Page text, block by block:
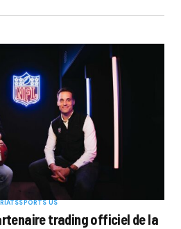
SPORTS US
trading officiel de la